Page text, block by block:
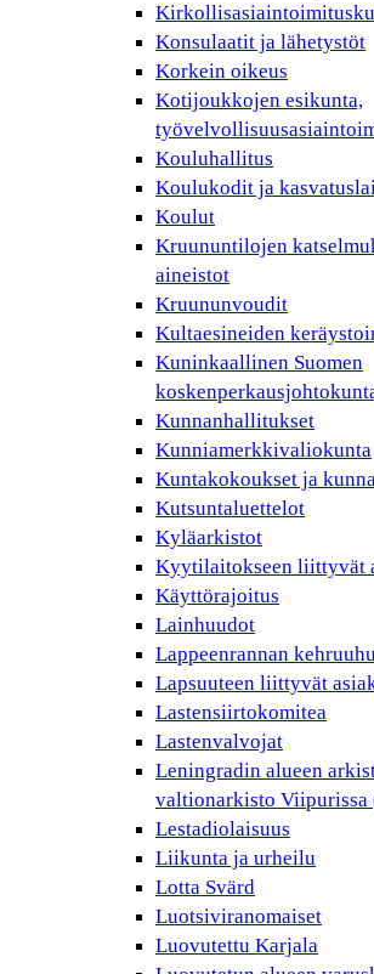
Konsulaatit ja lähetystöt
Korkein oikeus
Kotijoukkojen esikunta,
Kouluhallitus
Koulukodit ja
Koulut
Kruununtilojen
aineistot
Kruununvoudit
Kultaesineiden
Kuninkaallinen Suomen
Kunnanhallitukset
Kunniamerkkivaliokunta
Kuntakokoukset ja
Kutsuntaluettelot
Kyläarkistot
Kyytilaitokseen liittyvät
Käyttörajoitus
Lainhuudot
Lappeenrannan
Lapsuuteen liittyvät
Lastensiirtokomitea
Lastenvalvojat
Leningradin alueen
valtionarkisto Viipurissa
Lestadiolaisuus
Liikunta ja urheilu
Lotta Svärd
Luotsiviranomaiset
Luovutettu Karjala